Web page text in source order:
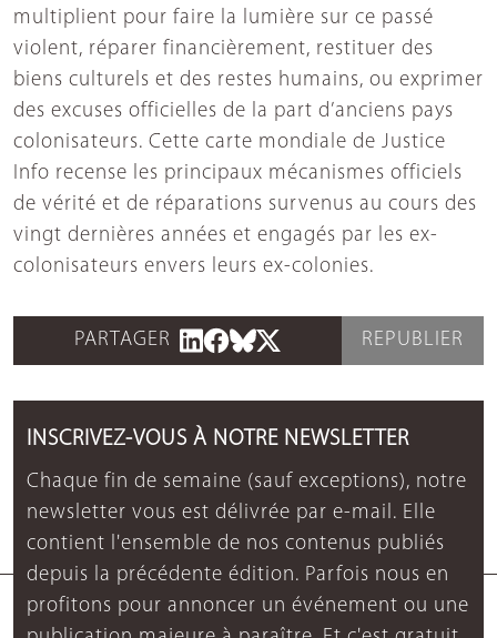
multiplient pour faire la lumière sur ce passé
violent, réparer financièrement, restituer des
biens culturels et des restes humains, ou exprimer
des excuses officielles de la part d’anciens pays
colonisateurs. Cette carte mondiale de Justice
Info recense les principaux mécanismes officiels
de vérité et de réparations survenus au cours des
vingt dernières années et engagés par les ex-
colonisateurs envers leurs ex-colonies.
PARTAGER REPUBLIER
INSCRIVEZ-VOUS À NOTRE NEWSLETTER
Chaque fin de semaine (sauf exceptions), notre
newsletter vous est délivrée par e-mail. Elle
contient l'ensemble de nos contenus publiés
depuis la précédente édition. Parfois nous en
profitons pour annoncer un événement ou une